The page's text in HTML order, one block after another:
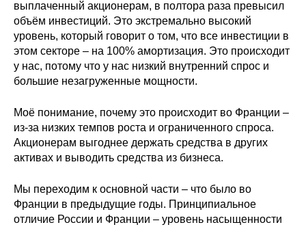
выплаченный акционерам, в полтора раза превысил
объём инвестиций. Это экстремально высокий
уровень, который говорит о том, что все инвестиции в
этом секторе – на 100% амортизация. Это происходит
у нас, потому что у нас низкий внутренний спрос и
большие незагруженные мощности.
Моё понимание, почему это происходит во Франции –
из-за низких темпов роста и ограниченного спроса.
Акционерам выгоднее держать средства в других
активах и выводить средства из бизнеса.
Мы переходим к основной части – что было во
Франции в предыдущие годы. Принципиальное
отличие России и Франции – уровень насыщенности